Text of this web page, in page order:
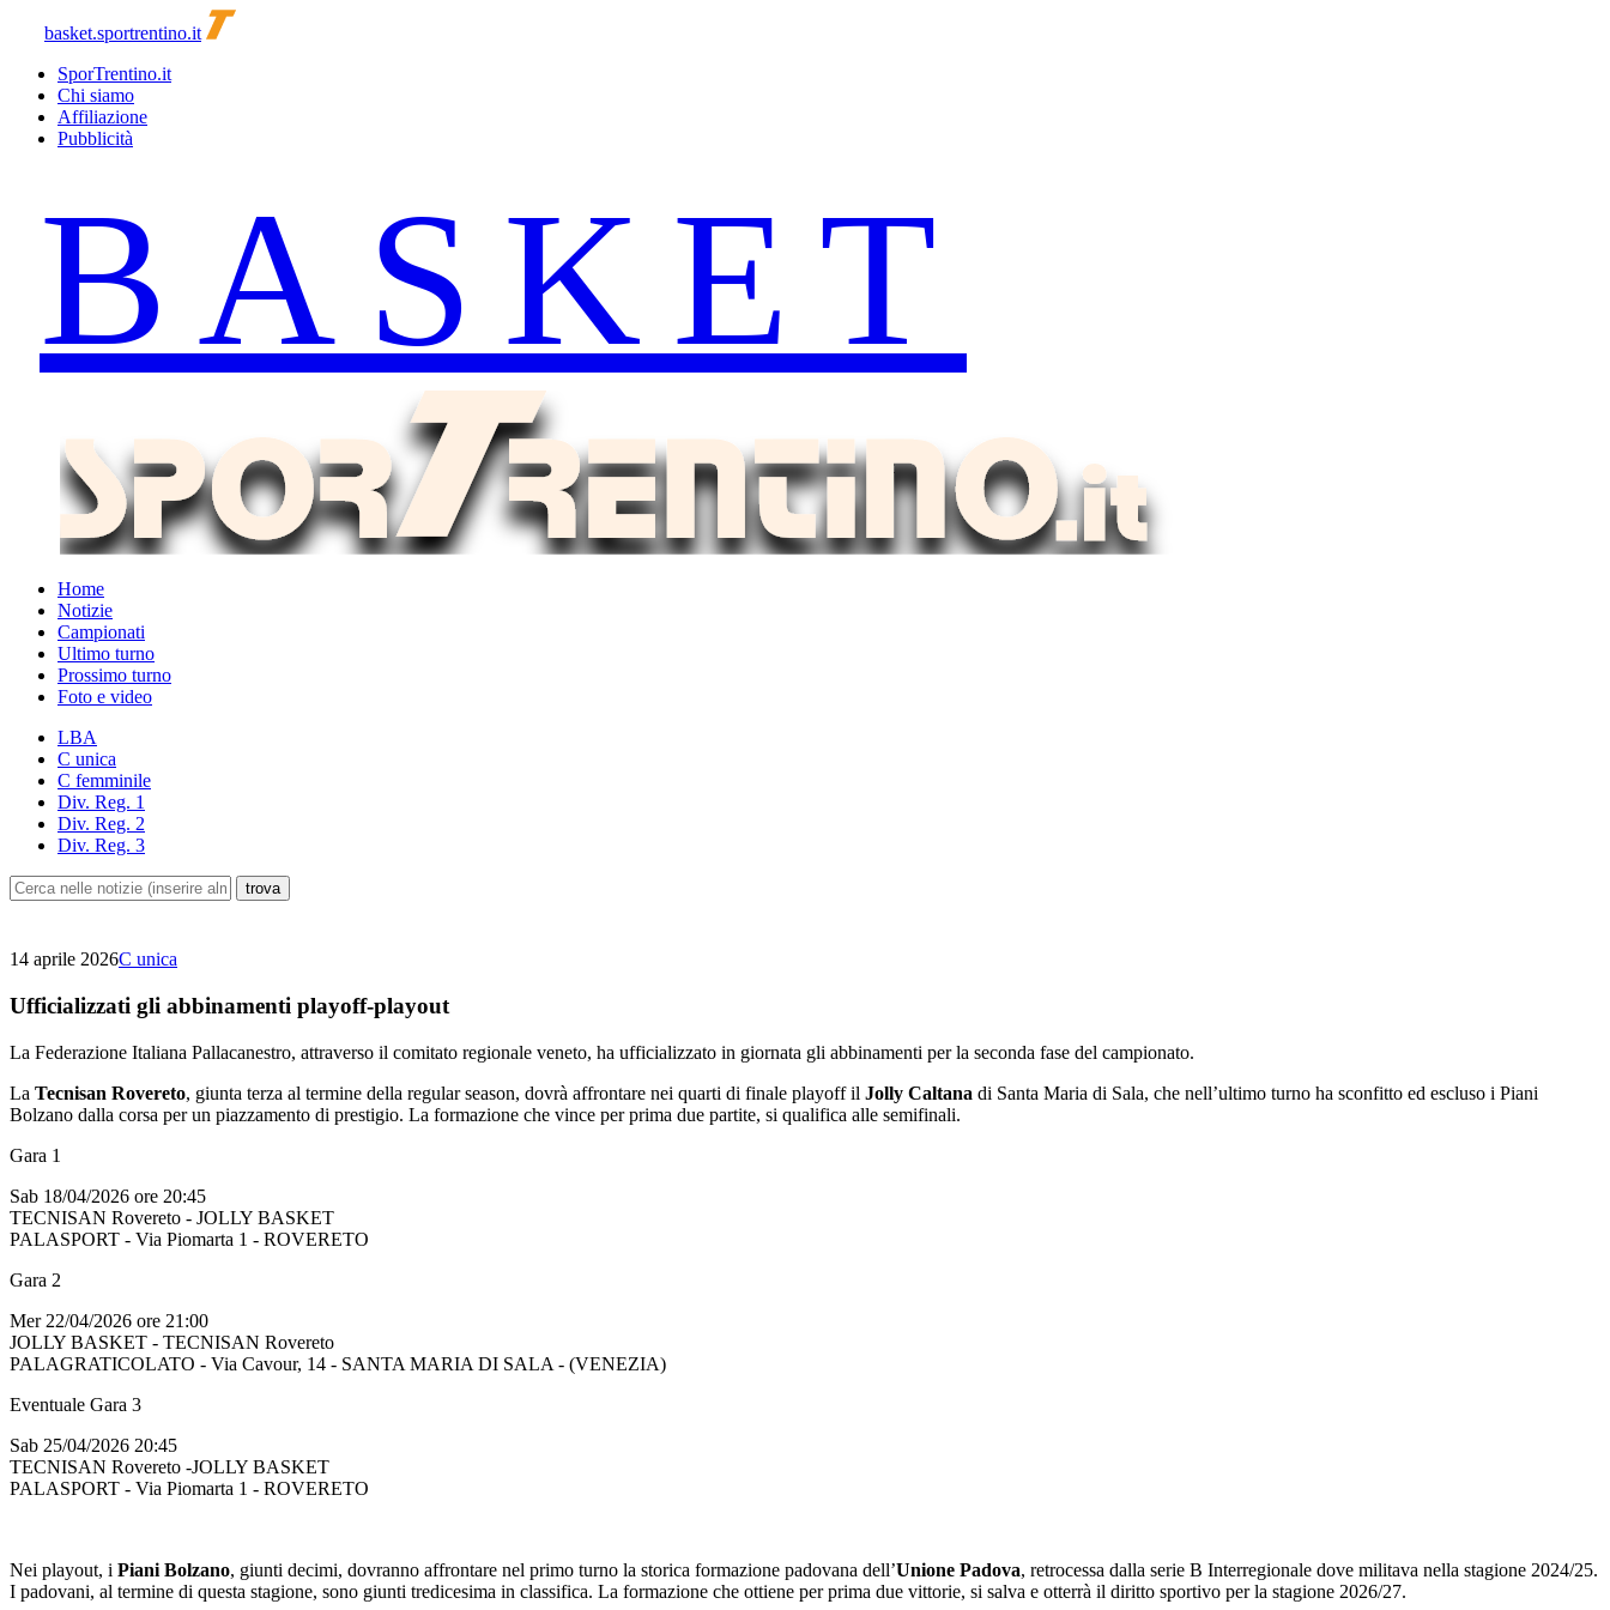
basket.sportrentino.it
SporTrentino.it
Chi siamo
Affiliazione
Pubblicità
Home
Notizie
Campionati
Ultimo turno
Prossimo turno
Foto e video
LBA
C unica
C femminile
Div. Reg. 1
Div. Reg. 2
Div. Reg. 3
14 aprile 2026C unica
Ufficializzati gli abbinamenti playoff-playout
La Federazione Italiana Pallacanestro, attraverso il comitato regionale veneto, ha ufficializzato in giornata gli abbinamenti per la seconda fase del campionato.
La Tecnisan Rovereto, giunta terza al termine della regular season, dovrà affrontare nei quarti di finale playoff il Jolly Caltana di Santa Maria di Sala, che nell’ultimo turno ha sconfitto ed escluso i Piani
Bolzano dalla corsa per un piazzamento di prestigio. La formazione che vince per prima due partite, si qualifica alle semifinali.
Gara 1
Sab 18/04/2026 ore 20:45
TECNISAN Rovereto - JOLLY BASKET
PALASPORT - Via Piomarta 1 - ROVERETO
Gara 2
Mer 22/04/2026 ore 21:00
JOLLY BASKET - TECNISAN Rovereto
PALAGRATICOLATO - Via Cavour, 14 - SANTA MARIA DI SALA - (VENEZIA)
Eventuale Gara 3
Sab 25/04/2026 20:45
TECNISAN Rovereto -JOLLY BASKET
PALASPORT - Via Piomarta 1 - ROVERETO
Nei playout, i Piani Bolzano, giunti decimi, dovranno affrontare nel primo turno la storica formazione padovana dell’Unione Padova, retrocessa dalla serie B Interregionale dove militava nella stagione 2024/25.
I padovani, al termine di questa stagione, sono giunti tredicesima in classifica. La formazione che ottiene per prima due vittorie, si salva e otterrà il diritto sportivo per la stagione 2026/27.